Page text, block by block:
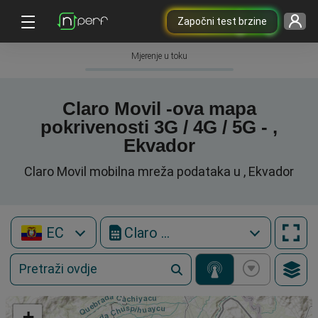
Započni test brzine
Mjerenje u toku
Claro Movil -ova mapa
pokrivenosti 3G / 4G / 5G - ,
Ekvador
Claro Movil mobilna mreža podataka u , Ekvador
EC Claro Movil